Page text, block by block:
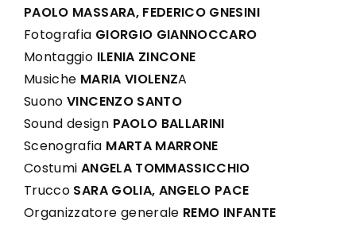
PAOLO MASSARA, FEDERICO GNESINI
Fotografia GIORGIO GIANNOCCARO
Montaggio ILENIA ZINCONE
Musiche MARIA VIOLENZA
SuonoVINCENZO SANTO
Sound design PAOLO BALLARINI
Scenografia MARTA MARRONE
Costumi ANGELA TOMMASSICCHIO
Trucco SARA GOLIA, ANGELO PACE
Organizzatore generale REMO INFANTE